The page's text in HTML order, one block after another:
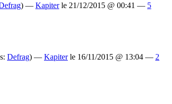
) — Kapiterle 21/12/2015 @ 00:41 — 5
Defrag) — Kapiterle 16/11/2015 @ 13:04 — 2